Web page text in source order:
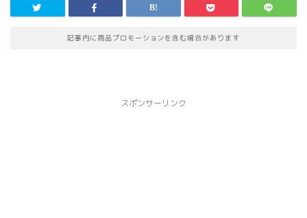
記事内に商品プロモーションを含む場合があります
スポンサーリンク